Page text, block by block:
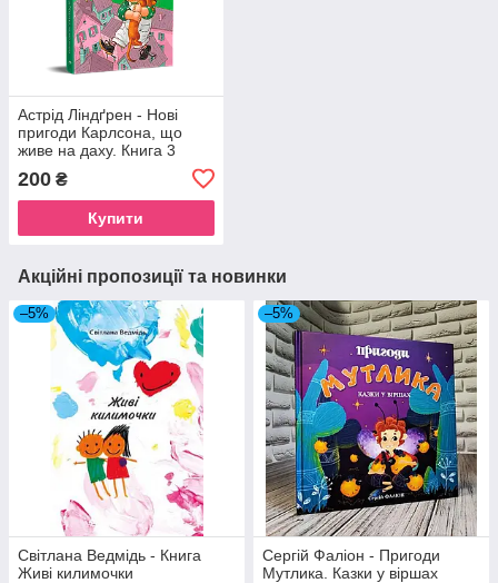
Астрід Ліндґрен - Нові
пригоди Карлсона, що
живе на даху. Книга 3
200 ₴
Купити
Акційні пропозиції та новинки
–5%
Світлана Ведмідь - Книга
Живі килимочки
–5%
Сергій Фаліон - Пригоди
Мутлика. Казки у віршах